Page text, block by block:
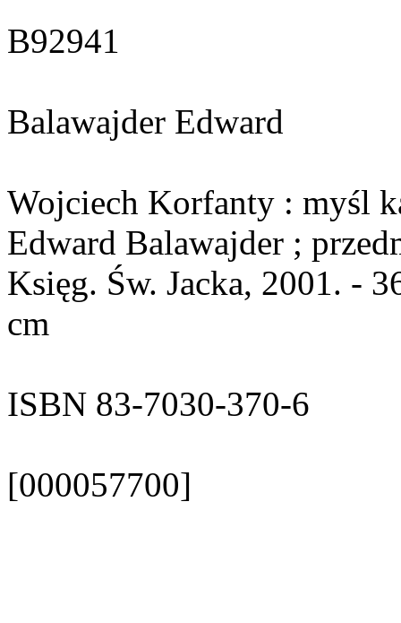
B92941
Balawajder Edward
Wojciech Korfanty : myśl
Edward Balawajder ;
Księg. Św. Jacka, 2001. -
cm
ISBN 83-7030-370-6
[000057700]